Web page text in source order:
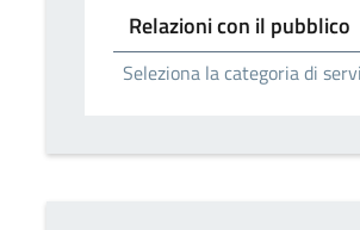
Seleziona la categoria di